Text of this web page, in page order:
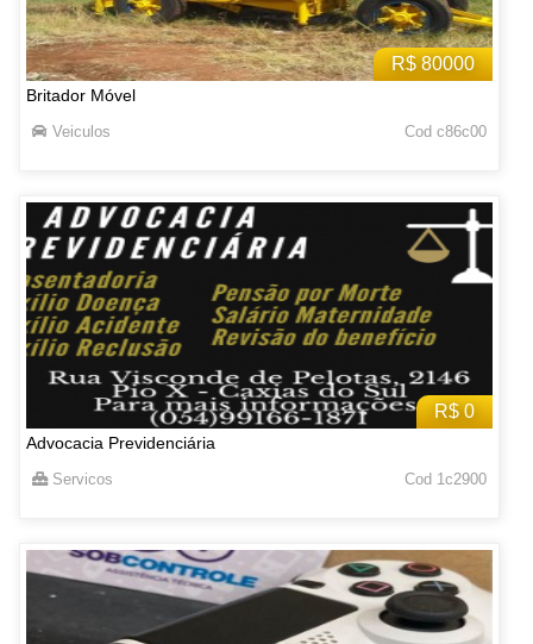
R$ 80000
Britador Móvel
Veiculos Cod c86c00
R$ 0
Advocacia Previdenciária
Servicos Cod 1c2900